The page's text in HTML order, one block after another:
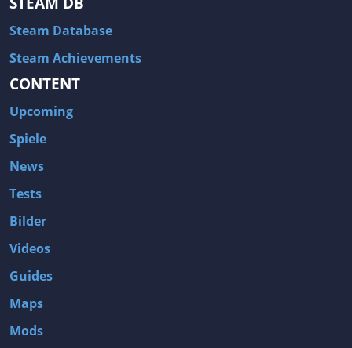
Steam Database
Steam Achievements
CONTENT
Upcoming
Spiele
News
Tests
Bilder
Videos
Guides
Maps
Mods